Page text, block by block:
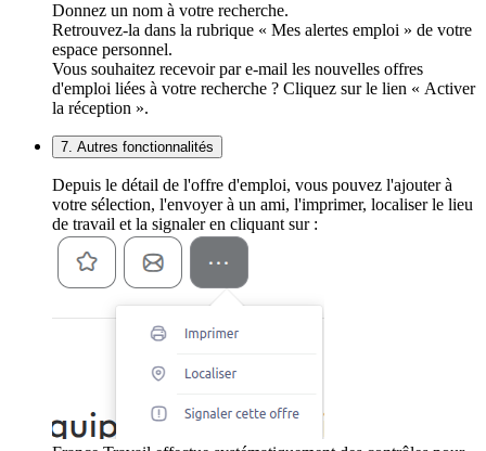
Donnez un nom à votre recherche.
Retrouvez-la dans la rubrique « Mes alertes emploi » de votre
espace personnel.
Vous souhaitez recevoir par e-mail les nouvelles offres
d'emploi liées à votre recherche ? Cliquez sur le lien « Activer
la réception ».
7. Autres fonctionnalités
Depuis le détail de l'offre d'emploi, vous pouvez l'ajouter à
votre sélection, l'envoyer à un ami, l'imprimer, localiser le lieu
de travail et la signaler en cliquant sur :